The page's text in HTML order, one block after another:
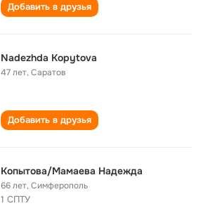
Добавить в друзья
Nadezhda Kopytova
47 лет,Саратов
Добавить в друзья
Копытова/Мамаева Надежда
66 лет,Симферополь
1 СПТУ